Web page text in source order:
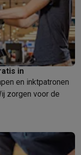
in
en inktpatronen
zorgen voor de